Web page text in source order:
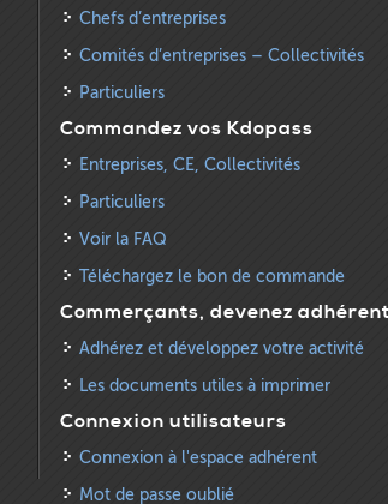
Chefs d’entreprises
Comités d’entreprises – Collectivités
Particuliers
Commandez vos Kdopass
Entreprises, CE, Collectivités
Particuliers
Voir la FAQ
Téléchargez le bon de commande
Commerçants, devenez
Adhérez et développez votre activité
Les documents utiles à imprimer
Connexion utilisateurs
Connexion à l'espace adhérent
Mot de passe oublié